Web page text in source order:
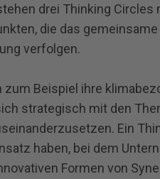
drei Thinking Circles
die das gemeinsame
verfolgen.
Beispiel ihre
strategisch mit den
Ein
haben, bei dem
Formen von